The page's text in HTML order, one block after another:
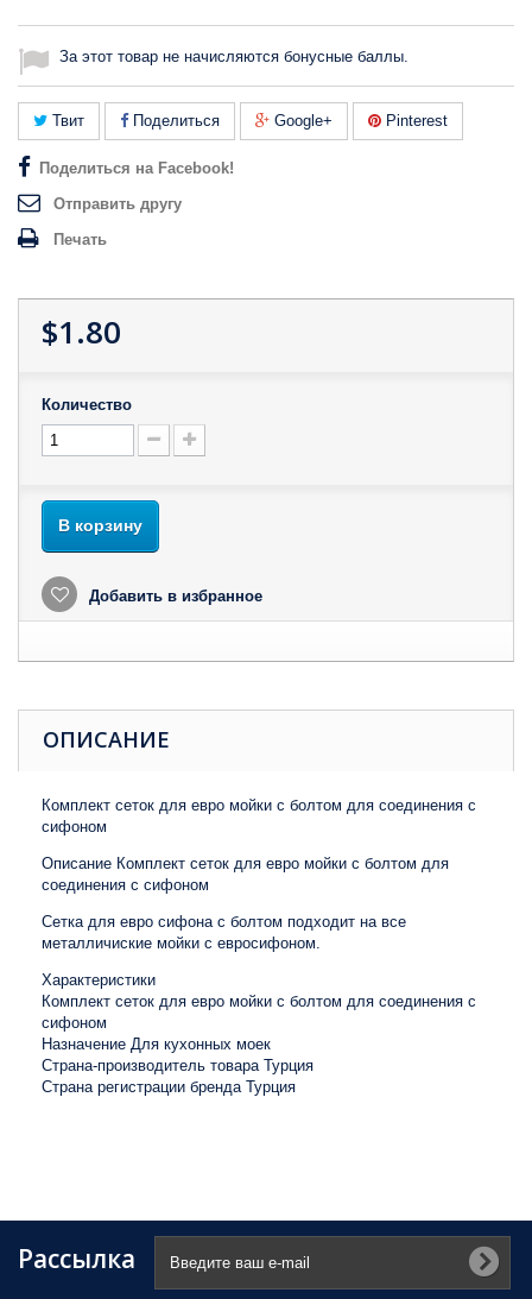
За этот товар не начисляются бонусные баллы.
Твит Поделиться Google+ Pinterest
Поделиться на Facebook!
Отправить другу
Печать
$1.80
Количество
В корзину
Добавить в избранное
ОПИСАНИЕ
Комплект сеток для евро мойки с болтом для соединения с
сифоном
Описание Комплект сеток для евро мойки с болтом для
соединения с сифоном
Сетка для евро сифона с болтом подходит на все
металличиские мойки с евросифоном.
Характеристики
Комплект сеток для евро мойки с болтом для соединения с
сифоном
Назначение Для кухонных моек
Страна-производитель товара Турция
Страна регистрации бренда Турция
Рассылка